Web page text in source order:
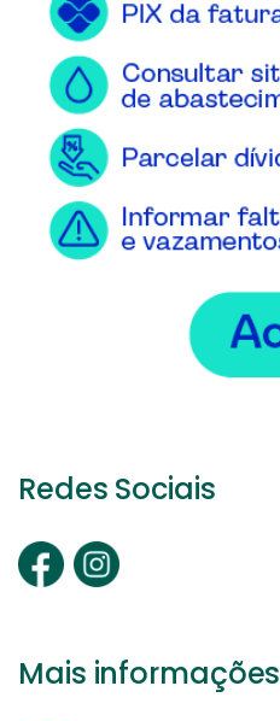
Redes Sociais
Mais informações